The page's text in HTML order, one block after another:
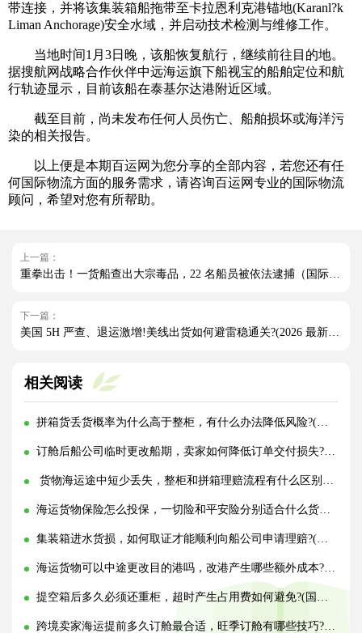
带连接，并将该集装箱船拖带至卡拉恩利克港锚地(Karanl?k
Liman Anchorage)安全水域，并启动技术检测与维修工作。
当地时间1月3日晚，该船恢复航行，继续前往目的地。
据搜航网战略合作伙伴中远海运旗下船视宝的船舶定位和航
行轨迹显示，目前该船在泰基尔达港附近区域。
截至目前，尚未发布任何人员伤亡、船舶损坏或海洋污
染的相关报告。
以上便是本期百运网为您分享的全部内容，若您还有任
何国际物流方面的服务需求，请咨询百运网专业的国际物流
顾问，希望对您有所帮助。
上一篇：
重拳出击！一货船查出大宗毒品，22 名船员被依法逮捕（国际海运新闻资讯）
下一篇：
美国 5H 严查、退运激增!美线出货如何避雷稳通关?(2026 最新实操指南)
相关阅读
拼箱货丢货概率为什么高于整柜，有什么办法降低风险?(国际海运干货知识分享)
订舱后船公司临时更改船期，卖家如何降低订单交付损失?(国际海运干货知识分享)
货物海运途中短少丢失，整柜和拼箱理赔流程有什么区别?(国际海运干货知识分享)
海运货物保险怎么投保，一切险和平安险分别适合什么货物?(国际海运干货知识分享)
集装箱进水货损，如何取证才能顺利向船公司申请理赔?(国际海运干货知识分享)
海运货物可以中途更改目的港吗，改港产生哪些额外成本?(国际海运干货知识分享)
提空箱后多久必须还重柜，超时产生占用费如何避免?(国际海运干货知识分享)
跨境卖家海运提前多久订舱最合适，旺季订舱有哪些技巧?(国际海运干货知识分享)